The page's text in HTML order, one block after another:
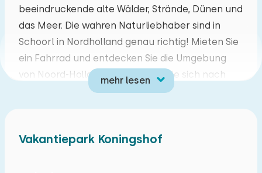
beeindruckende alte Wälder, Strände, Dünen und
das Meer. Die wahren Naturliebhaber sind in
Schoorl in Nordholland genau richtig! Mieten Sie
ein Fahrrad und entdecken Sie die Umgebung
von Noord-Holland. Entspannen Sie sich nach
einem langen Spaziergang am Strand und durch
die Dünen in Ihrem eigenen Ferienhaus!
Gemütlich eingerichtetes Wohnzimmer mit
Loungesofas, Flachbildfernseher,
mehr lesen
10 11 12 13 14 15 16
17 18 19 20 21 22 23
Vakantiepark Koningshof